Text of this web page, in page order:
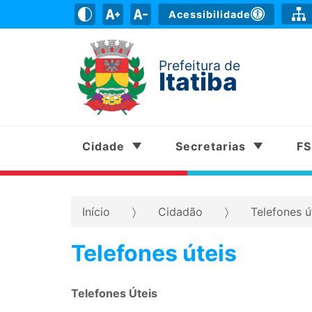
Acessibilidade
Prefeitura de
Itatiba
Cidade Secretarias
Início Cidadão Telefones
Telefones úteis
Telefones Úteis